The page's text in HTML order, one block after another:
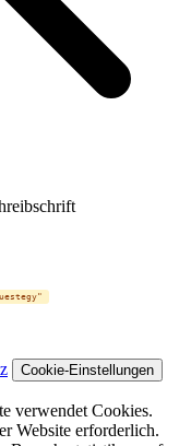
Cookie-Einstellungen
verwendet Cookies.
Website erforderlich.